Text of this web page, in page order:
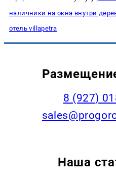
наличники на окна внутри
отель villapetra
8 (927)
Наша